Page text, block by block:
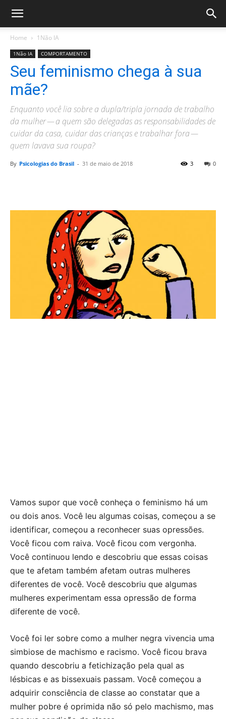
Home 1Não IA
1Não IA COMPORTAMENTO
Seu feminismo chega à sua
mãe?
Enquanto você lia sobre a dupla/tripla jornada de trabalho
da mulher — a quem são delegadas as responsabilidades de
cuidar da casa, cuidar das crianças e trabalhar fora —
quem lavava sua roupa?
By Psicologias do Brasil - 31 de maio de 2018 0
3
Vamos supor que você conheça o feminismo há um
ou dois anos. Você leu algumas coisas, começou a se
identificar, começou a reconhecer suas opressões.
Você ficou com raiva. Você ficou com vergonha.
Você continuou lendo e descobriu que essas coisas
que te afetam também afetam outras mulheres
diferentes de você. Você descobriu que algumas
mulheres experimentam essa opressão de forma
diferente de você.
Você foi ler sobre como a mulher negra vivencia uma
simbiose de machismo e racismo. Você ficou brava
quando descobriu a fetichização pela qual as
lésbicas e as bissexuais passam. Você começou a
adquirir consciência de classe ao constatar que a
mulher pobre é oprimida não só pelo machismo, mas